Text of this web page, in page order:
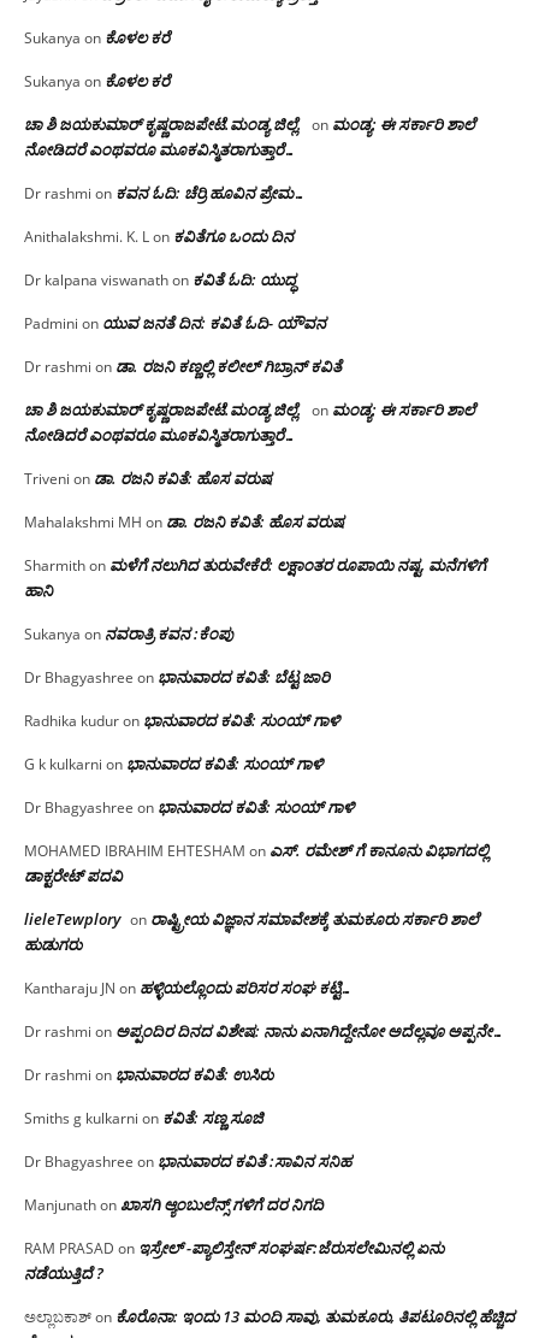
Sukanya on ಕೊಳಲ ಕರೆ
Sukanya on ಕೊಳಲ ಕರೆ
ಚಾ ಶಿ ಜಯಕುಮಾರ್ ಕೃಷ್ಣರಾಜಪೇಟೆ.ಮಂಡ್ಯ ಜಿಲ್ಲೆ. on ಮಂಡ್ಯ: ಈ ಸರ್ಕಾರಿ ಶಾಲೆ
ನೋಡಿದರೆ ಎಂಥವರೂ ಮೂಕವಿಸ್ಮಿತರಾಗುತ್ತಾರೆ…
Dr rashmi on ಕವನ ಓದಿ: ಚೆರ್ರಿ ಹೂವಿನ ಪ್ರೇಮ…
Anithalakshmi. K. Lon ಕವಿತೆಗೂ ಒಂದು ದಿನ
Dr kalpana viswanathon ಕವಿತೆ ಓದಿ: ಯುದ್ಧ
Padmini on ಯುವ ಜನತೆ ದಿನ: ಕವಿತೆ ಓದಿ- ಯೌವನ
Dr rashmi on ಡಾ. ರಜನಿ‌ ಕಣ್ಣಲ್ಲಿ ಕಲೀಲ್ ಗಿಬ್ರಾನ್ ಕವಿತೆ
ಚಾ ಶಿ ಜಯಕುಮಾರ್ ಕೃಷ್ಣರಾಜಪೇಟೆ.ಮಂಡ್ಯ ಜಿಲ್ಲೆ. on ಮಂಡ್ಯ: ಈ ಸರ್ಕಾರಿ ಶಾಲೆ
ನೋಡಿದರೆ ಎಂಥವರೂ ಮೂಕವಿಸ್ಮಿತರಾಗುತ್ತಾರೆ…
Triveni on ಡಾ. ರಜನಿ ಕವಿತೆ: ಹೊಸ ವರುಷ
Mahalakshmi MH on ಡಾ. ರಜನಿ ಕವಿತೆ: ಹೊಸ ವರುಷ
Sharmithon ಮಳೆಗೆ ನಲುಗಿದ ತುರುವೇಕೆರೆ: ಲಕ್ಷಾಂತರ ರೂಪಾಯಿ ನಷ್ಟ, ಮನೆಗಳಿಗೆ
ಹಾನಿ
Sukanya on ನವರಾತ್ರಿ ಕವನ :ಕೆಂಪು
Dr Bhagyashree on ಭಾನುವಾರದ ಕವಿತೆ: ಬೆಟ್ಟ ಜಾರಿ
Radhika kuduron ಭಾನುವಾರದ ಕವಿತೆ: ಸುಂಯ್ ಗಾಳಿ
G k kulkarni on ಭಾನುವಾರದ ಕವಿತೆ: ಸುಂಯ್ ಗಾಳಿ
Dr Bhagyashree on ಭಾನುವಾರದ ಕವಿತೆ: ಸುಂಯ್ ಗಾಳಿ
MOHAMED IBRAHIM EHTESHAM on ಎಸ್. ರಮೇಶ್ ಗೆ ಕಾನೂನು ವಿಭಾಗದಲ್ಲಿ
ಡಾಕ್ಟರೇಟ್ ಪದವಿ
lieleTewplory on ರಾಷ್ಟ್ರೀಯ ವಿಜ್ಞಾನ ಸಮಾವೇಶಕ್ಕೆ‌ ತುಮಕೂರು ಸರ್ಕಾರಿ ಶಾಲೆ
ಹುಡುಗರು
Kantharaju JN on ಹಳ್ಳಿಯಲ್ಲೊಂದು ಪರಿಸರ ಸಂಘ ಕಟ್ಟಿ…
Dr rashmi on ಅಪ್ಪಂದಿರ ದಿನದ ವಿಶೇಷ: ನಾನು ಏನಾಗಿದ್ದೇನೋ‌ ಅದೆಲ್ಲವೂ ಅಪ್ಪನೇ…
Dr rashmi on ಭಾನುವಾರದ ಕವಿತೆ: ಉಸಿರು
Smiths g kulkarni on ಕವಿತೆ: ಸಣ್ಣ ಸೂಜಿ
Dr Bhagyashree on ಭಾನುವಾರದ ಕವಿತೆ :ಸಾವಿನ ಸನಿಹ
Manjunathonಖಾಸಗಿ ಆ್ಯಂಬುಲೆನ್ಸ್ ಗಳಿಗೆ ದರ ನಿಗದಿ
RAM PRASAD on ಇಸ್ರೇಲ್ -ಪ್ಯಾಲಿಸ್ತೇನ್ ಸಂಘರ್ಷ:ಜೆರುಸಲೇಮಿನಲ್ಲಿ ಏನು
ನಡೆಯುತ್ತಿದೆ ?
ಅಲ್ಲಾಬಕಾಶ್on ಕೊರೊನಾ: ಇಂದು 13 ಮಂದಿ ಸಾವು, ತುಮಕೂರು, ತಿಪಟೂರಿನಲ್ಲಿ ಹೆಚ್ಚಿದ